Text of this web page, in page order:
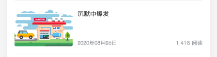
沉默中爆发
2020年08月26日 1,418 阅读